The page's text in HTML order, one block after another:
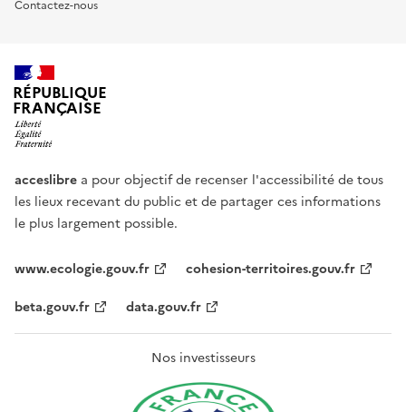
Contactez-nous
RÉPUBLIQUE
FRANÇAISE
acceslibre a pour objectif de recenser l'accessibilité de tous
les lieux recevant du public et de partager ces informations
le plus largement possible.
www.ecologie.gouv.fr
cohesion-territoires.gouv.fr
beta.gouv.fr
data.gouv.fr
Nos investisseurs